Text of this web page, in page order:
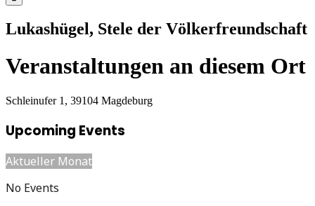
Lukashügel, Stele der Völkerfreundschaft
Veranstaltungen an diesem Ort
Schleinufer 1, 39104 Magdeburg
Upcoming Events
Aktueller Monat
No Events